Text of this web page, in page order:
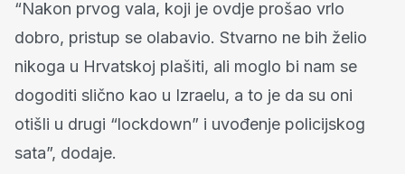
“Nakon prvog vala, koji je ovdje prošao vrlo
dobro, pristup se olabavio. Stvarno ne bih želio
nikoga u Hrvatskoj plašiti, ali moglo bi nam se
dogoditi slično kao u Izraelu, a to je da su oni
otišli u drugi “lockdown” i uvođenje policijskog
sata”, dodaje.